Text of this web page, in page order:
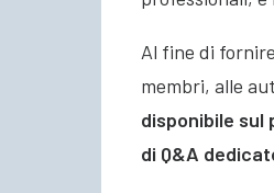
Al fine di
membri, alle
disponibile sul
di Q&A